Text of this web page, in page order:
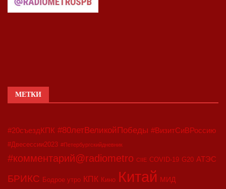
МЕТКИ
#20съездКПК #80летВеликойПобеды #ВизитСиВРоссию
#Двесессии2023 #Петербургскийдневник
#комментарий@radiometro CIIE COVID-19 G20 АТЭС
БРИКС Бодрое утро КПК Кино Китай МИД